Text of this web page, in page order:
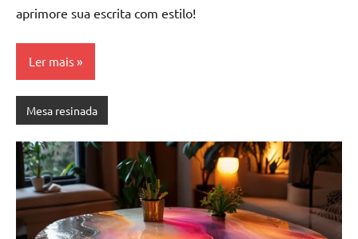
aprimore sua escrita com estilo!
Ler mais
Mesa resinada